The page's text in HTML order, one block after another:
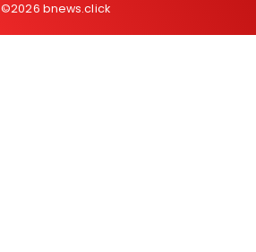
©2026 bnews.click